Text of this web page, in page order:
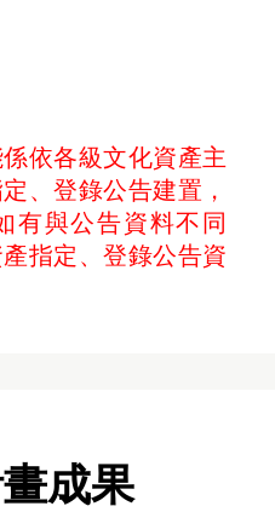
依各級文化資產主
、登錄公告建置，
有與公告資料不同
指定、登錄公告資
成果